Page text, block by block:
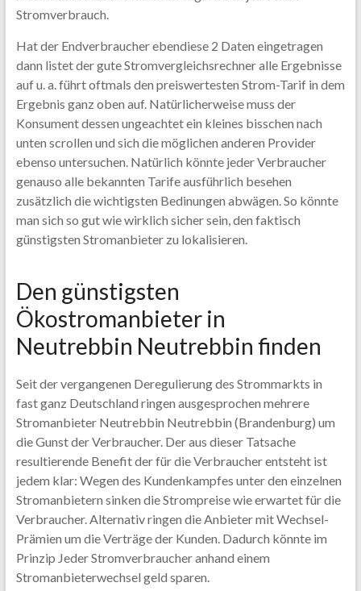
Stromverbrauch.
Hat der Endverbraucher ebendiese 2 Daten eingetragen
dann listet der gute Stromvergleichsrechner alle Ergebnisse
auf u. a. führt oftmals den preiswertesten Strom-Tarif in dem
Ergebnis ganz oben auf. Natürlicherweise muss der
Konsument dessen ungeachtet ein kleines bisschen nach
unten scrollen und sich die möglichen anderen Provider
ebenso untersuchen. Natürlich könnte jeder Verbraucher
genauso alle bekannten Tarife ausführlich besehen
zusätzlich die wichtigsten Bedinungen abwägen. So könnte
man sich so gut wie wirklich sicher sein, den faktisch
günstigsten Stromanbieter zu lokalisieren.
Den günstigsten
Ökostromanbieter in
Neutrebbin Neutrebbin finden
Seit der vergangenen Deregulierung des Strommarkts in
fast ganz Deutschland ringen ausgesprochen mehrere
Stromanbieter Neutrebbin Neutrebbin (Brandenburg) um
die Gunst der Verbraucher. Der aus dieser Tatsache
resultierende Benefit der für die Verbraucher entsteht ist
jedem klar: Wegen des Kundenkampfes unter den einzelnen
Stromanbietern sinken die Strompreise wie erwartet für die
Verbraucher. Alternativ ringen die Anbieter mit Wechsel-
Prämien um die Verträge der Kunden. Dadurch könnte im
Prinzip Jeder Stromverbraucher anhand einem
Stromanbieterwechsel geld sparen.